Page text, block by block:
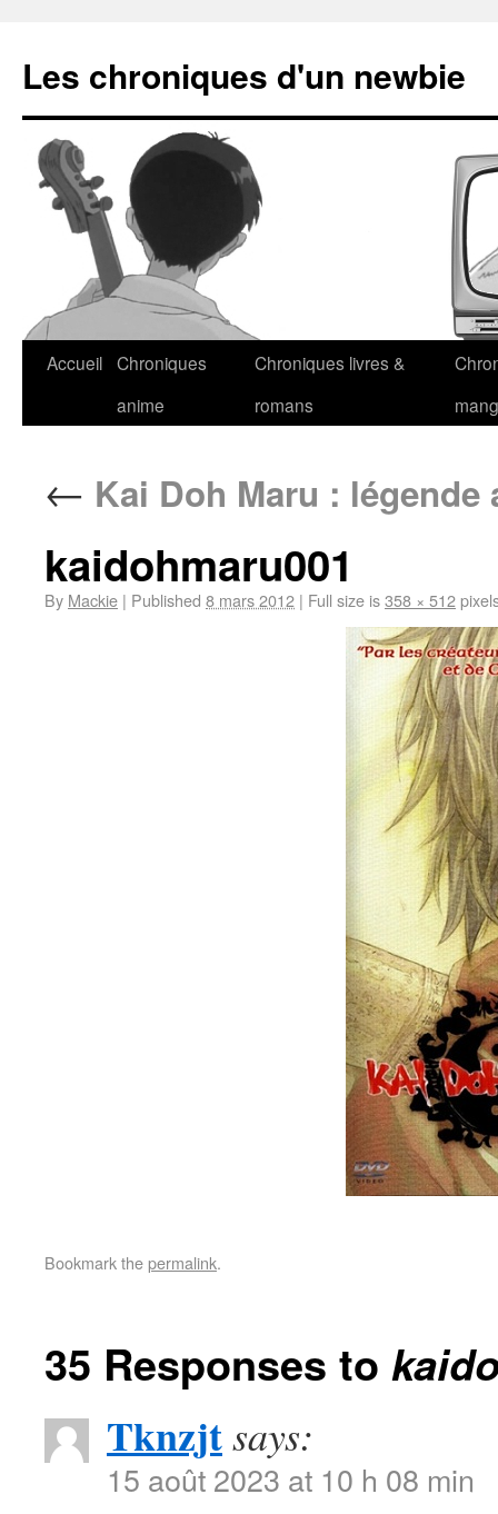
Les chroniques d'un newbie
Accueil Chroniques
anime
Chroniques livres &
romans
← Kai Doh Maru : légende
kaidohmaru001
By Mackie | Published 8 mars 2012 | Full size is358 × 512
Bookmark thepermalink.
35 Responses to
Tknzjtsays:
15 août 2023 at 10 h 08 min